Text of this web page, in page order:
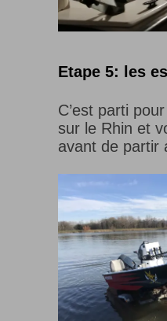
Etape 5: les
C’est parti
sur le Rhin et
avant de partir